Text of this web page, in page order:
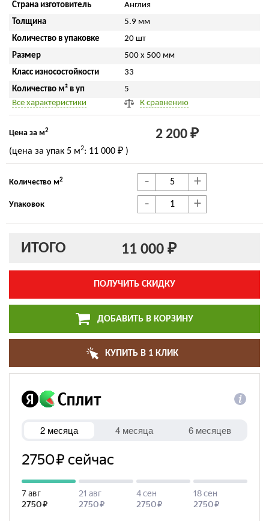
Страна изготовитель
Англия
Толщина
5.9 мм
Количество в упаковке
20 шт
Размер
500 x 500 мм
Класс износостойкости
33
Количество м² в уп
5
Все характеристики
К сравнению
Цена за м2 2 200 ₽
(цена за упак 5 м2: 11 000 ₽ )
Количество м2 - +
Упаковок - +
ИТОГО 11 000 ₽
ПОЛУЧИТЬ СКИДКУ
ДОБАВИТЬ В КОРЗИНУ
КУПИТЬ В 1 КЛИК